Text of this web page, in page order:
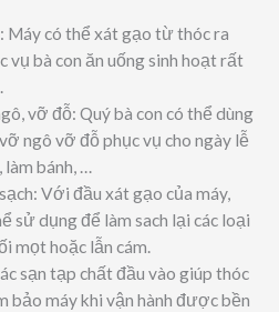
Máy có thể xát gạo từ thóc ra
vụ bà con ăn uống sinh hoạt rất
vỡ đỗ: Quý bà con có thể dùng
ngô vỡ đỗ phục vụ cho ngày lễ
làm bánh, …
Với đầu xát gạo của máy,
sử dụng để làm sach lại các loại
mọt hoặc lẫn cám.
sạn tạp chất đầu vào giúp thóc
bảo máy khi vận hành được bền